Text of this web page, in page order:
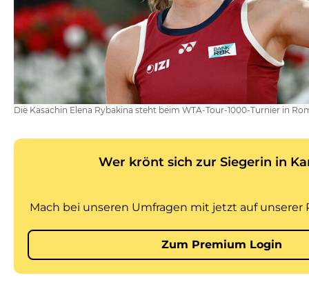
Die Kasachin Elena Rybakina steht beim WTA-Tour-1000-Turnier in